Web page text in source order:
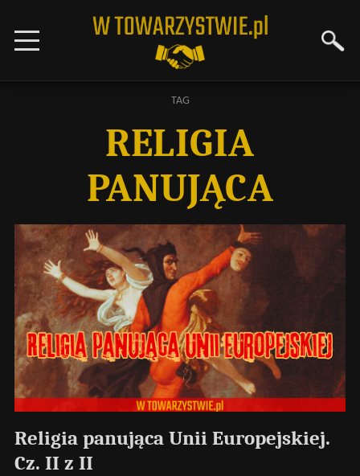
TAG
RELIGIA
PANUJĄCA
Religia panująca Unii Europejskiej.
Cz. II z II